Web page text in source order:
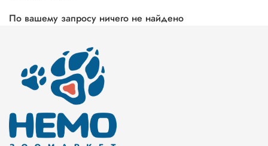
По вашему запросу ничего не найдено